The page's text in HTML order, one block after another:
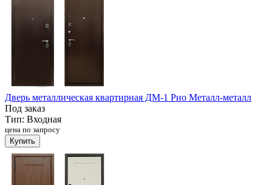
Дверь металлическая квартирная ДМ-1 Рио Металл-металл
Под заказ
Тип: Входная
цена по запросу
Купить